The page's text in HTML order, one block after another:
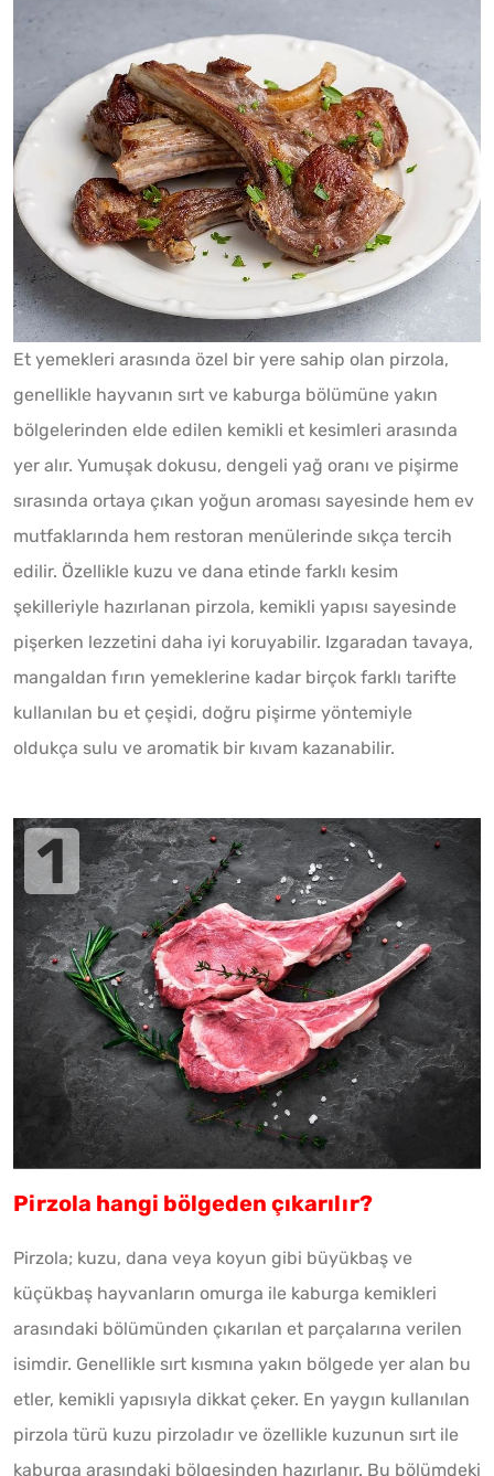
Et yemekleri arasında özel bir yere sahip olan pirzola,
genellikle hayvanın sırt ve kaburga bölümüne yakın
bölgelerinden elde edilen kemikli et kesimleri arasında
yer alır. Yumuşak dokusu, dengeli yağ oranı ve pişirme
sırasında ortaya çıkan yoğun aroması sayesinde hem ev
mutfaklarında hem restoran menülerinde sıkça tercih
edilir. Özellikle kuzu ve dana etinde farklı kesim
şekilleriyle hazırlanan pirzola, kemikli yapısı sayesinde
pişerken lezzetini daha iyi koruyabilir. Izgaradan tavaya,
mangaldan fırın yemeklerine kadar birçok farklı tarifte
kullanılan bu et çeşidi, doğru pişirme yöntemiyle
oldukça sulu ve aromatik bir kıvam kazanabilir.
Pirzola hangi bölgeden çıkarılır?
Pirzola; kuzu, dana veya koyun gibi büyükbaş ve
küçükbaş hayvanların omurga ile kaburga kemikleri
arasındaki bölümünden çıkarılan et parçalarına verilen
isimdir. Genellikle sırt kısmına yakın bölgede yer alan bu
etler, kemikli yapısıyla dikkat çeker. En yaygın kullanılan
pirzola türü kuzu pirzoladır ve özellikle kuzunun sırt ile
kaburga arasındaki bölgesinden hazırlanır. Bu bölümdeki